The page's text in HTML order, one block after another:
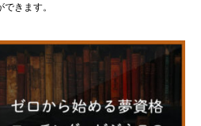
きます。